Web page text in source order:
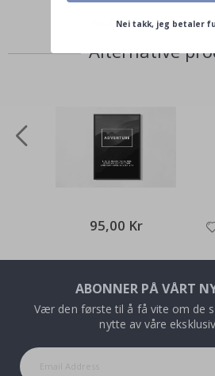
95,00 Kr
Alternative
95,00 Kr
ABONNER PÅ VÅRT
Vær den første til å få vite om de
nytte av våre
Nei takk, jeg betaler